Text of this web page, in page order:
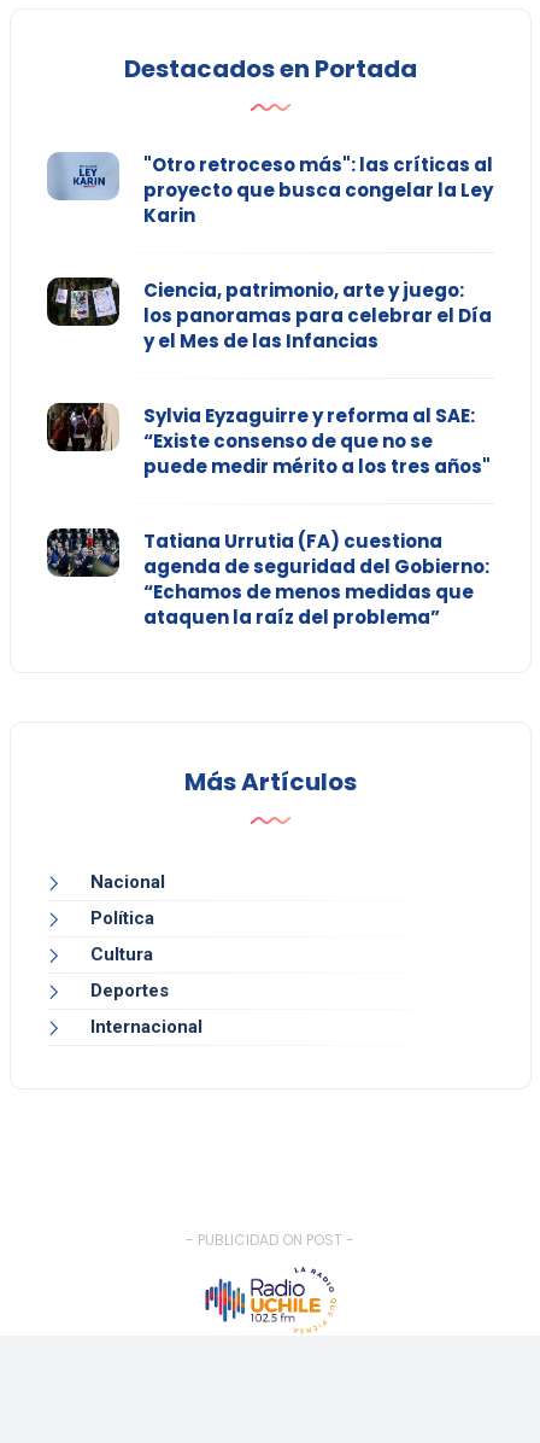
Destacados en Portada
"Otro retroceso más": las críticas al
proyecto que busca congelar la Ley
Karin
Ciencia, patrimonio, arte y juego:
los panoramas para celebrar el Día
y el Mes de las Infancias
Sylvia Eyzaguirre y reforma al SAE:
“Existe consenso de que no se
puede medir mérito a los tres años"
Tatiana Urrutia (FA) cuestiona
agenda de seguridad del Gobierno:
“Echamos de menos medidas que
ataquen la raíz del problema”
Más Artículos
Nacional
Política
Cultura
Deportes
Internacional
- PUBLICIDAD ON POST -